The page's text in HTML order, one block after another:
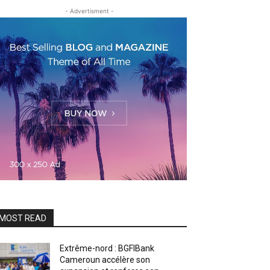
- Advertisment -
READ
Extrême-nord : BGFIBank
Cameroun accélère son